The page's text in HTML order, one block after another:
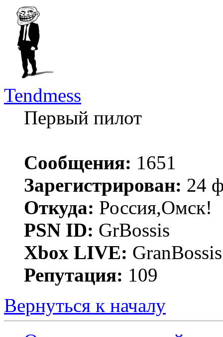
Tendmess
Первый пилот
Сообщения: 1651
Зарегистрирован: 24
Откуда: Россия,Омск!
PSN ID: GrBossis
Xbox LIVE: GranBossis
Репутация: 109
Вернуться к началу